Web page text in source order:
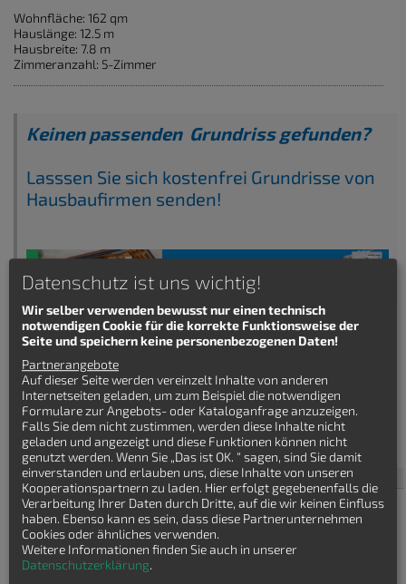
Wohnfläche: 162 qm
Hauslänge: 12.5 m
Hausbreite: 7.8 m
Zimmeranzahl: 5-Zimmer
Keinen passenden Grundriss gefunden?
Lasssen Sie sich kostenfrei Grundrisse von
Hausbaufirmen senden!
Häuser finden
Villa
Haustyp
Bauhaus
Bungalow
Einfamilienhaus
Stadtvilla
Winkelbungalow
Datenschutz ist uns wichtig!
Wir selber verwenden bewusst nur einen technisch
notwendigen Cookie für die korrekte Funktionsweise der
Seite und speichern keine personenbezogenen Daten!
Partnerangebote
Auf dieser Seite werden vereinzelt Inhalte von anderen
Internetseiten geladen, um zum Beispiel die notwendigen
Formulare zur Angebots- oder Kataloganfrage anzuzeigen.
Falls Sie dem nicht zustimmen, werden diese Inhalte nicht
geladen und angezeigt und diese Funktionen können nicht
genutzt werden. Wenn Sie „Das ist OK. “ sagen, sind Sie damit
einverstanden und erlauben uns, diese Inhalte von unseren
Kooperationspartnern zu laden. Hier erfolgt gegebenenfalls die
Verarbeitung Ihrer Daten durch Dritte, auf die wir keinen Einfluss
haben. Ebenso kann es sein, dass diese Partnerunternehmen
Cookies oder ähnliches verwenden.
Weitere Informationen finden Sie auch in unserer
Datenschutzerklärung.